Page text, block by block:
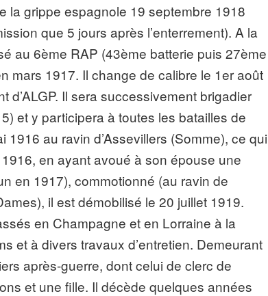
la grippe espagnole 19 septembre 1918
que 5 jours après l’enterrement). A la
au 6ème RAP (43ème batterie puis 27ème
mars 1917. Il change de calibre le 1er août
Il sera successivement brigadier
et y participera à toutes les batailles de
au ravin d’Assevillers (Somme), ce qui
en ayant avoué à son épouse une
en 1917), commotionné (au ravin de
il est démobilisé le 20 juillet 1919.
en Champagne et en Lorraine à la
et à divers travaux d’entretien. Demeurant
après-guerre, dont celui de clerc de
et une fille. Il décède quelques années